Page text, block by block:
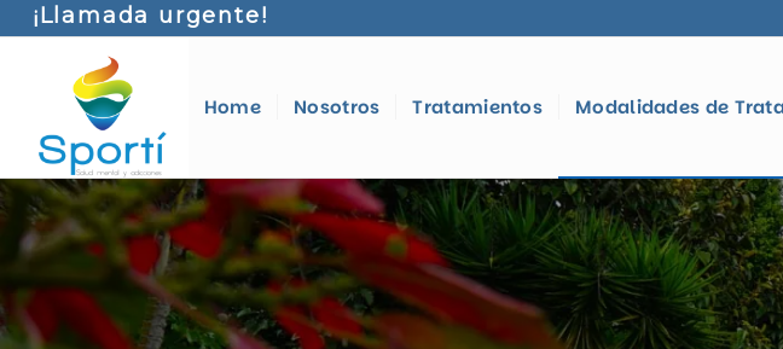
¡Llamada urgente!
Home Nosotros Tratamientos Modalidades de